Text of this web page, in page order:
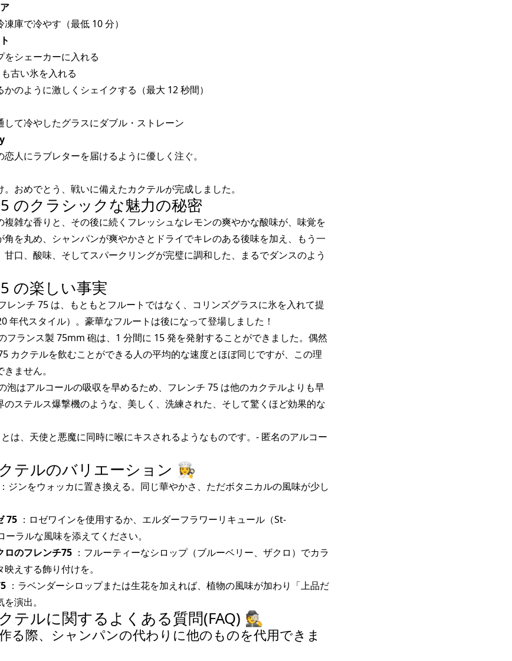
庫で冷やす（最低 10 分）
をシェーカーに入れる
古い氷を入れる
のように激しくシェイクする（最大 12 秒間）
て冷やしたグラスにダブル・ストレーン
人にラブレターを届けるように優しく注ぐ。
おめでとう、戦いに備えたカクテルが完成しました。
のクラシックな魅力の秘密
雑な香りと、その後に続くフレッシュなレモンの爽やかな酸味が、味覚を
を丸め、シャンパンが爽やかさとドライでキレのある後味を加え、もう一
甘口、酸味、そしてスパークリングが完璧に調和した、まるでダンスのよう
の楽しい事実
レンチ 75 は、もともとフルートではなく、コリンズグラスに氷を入れて提
年代スタイル）。豪華なフルートは後になって登場しました！
フランス製 75mm 砲は、1 分間に 15 発を発射することができました。偶然
カクテルを飲むことができる人の平均的な速度とほぼ同じですが、この理
ません。
泡はアルコールの吸収を早めるため、フレンチ 75 は他のカクテルよりも早
のステルス爆撃機のような、美しく、洗練された、そして驚くほど効果的な
とは、天使と悪魔に同時に喉にキスされるようなものです。- 匿名のアルコー
テルのバリエーション 👩‍🍳
：ジンをウォッカに置き換える。同じ華やかさ、ただボタニカルの風味が少し
75 ：ロゼワインを使用するか、エルダーフラワーリキュール（St-
ラルな風味を添えてください。
ロのフレンチ75 ：フルーティーなシロップ（ブルーベリー、ザクロ）でカラ
えする飾り付けを。
：ラベンダーシロップまたは生花を加えれば、植物の風味が加わり「上品だ
演出。
テルに関するよくある質問(FAQ) 🕵️
る際、シャンパンの代わりに他のものを代用できま